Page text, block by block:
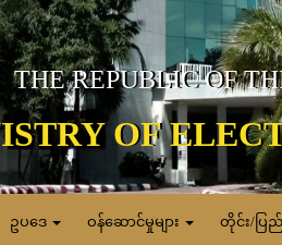
THE REPUBLIC OF
OF
ဥပဒေ ဝန်ဆောင်မှုများ တိုင်း/ပြ